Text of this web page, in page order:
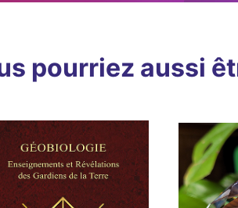
pourriez aussi